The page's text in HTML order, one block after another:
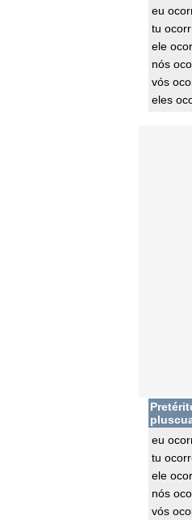
eu
tu ocorr
ele
nós
vós
eles
eu
tu ocorr
ele
nós
vós